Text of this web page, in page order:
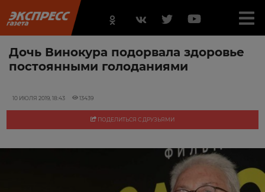
Дочь Винокура подорвала здоровье
постоянными голоданиями
10 ИЮЛЯ 2019, 18:43 13439
ПОДЕЛИТЬСЯ С ДРУЗЬЯМИ